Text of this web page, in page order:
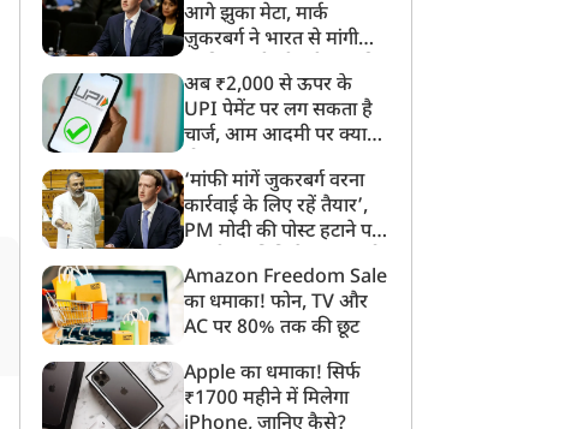
आगे झुका मेटा, मार्क
ज़ुकरबर्ग ने भारत से मांगी
अब ₹2,000 से ऊपर के
UPI पेमेंट पर लग सकता है
चार्ज, आम आदमी पर क्या
‘मांफी मांगें जुकरबर्ग वरना
कार्रवाई के लिए रहें तैयार’,
PM मोदी की पोस्ट हटाने पर
लगाई फटकार
Amazon Freedom Sale
का धमाका! फोन, TV और
AC पर 80% तक की छूट
Apple का धमाका! सिर्फ
₹1700 महीने में मिलेगा